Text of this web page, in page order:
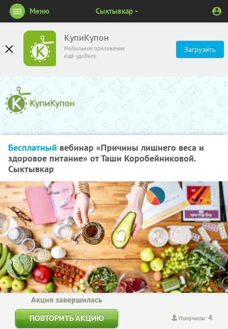
КупиКупон
Мобильное приложение
ещё удобнее
Загрузить
Меню Сыктывкар
Бесплатный вебинар «Причины лишнего веса и
здоровое питание» от Таши Коробейниковой.
Сыктывкар
Получили:4
Акция завершилась
ПОВТОРИТЬ АКЦИЮ